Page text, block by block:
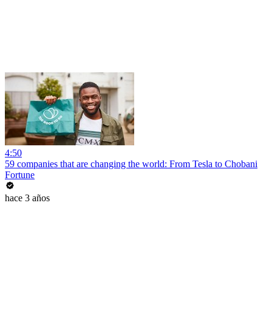
4:50
59 companies that are changing the world: From Tesla to Chobani
Fortune
hace 3 años